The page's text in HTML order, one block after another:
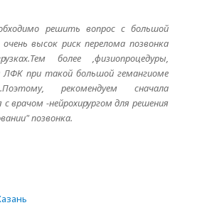
решить вопрос с большой
высок риск перелома позвонка
более ,физиопроцедуры,
ЛФК при такой большой гемангиоме
рекомендуем сначала
врачом -нейрохирургом для решения
позвонка.